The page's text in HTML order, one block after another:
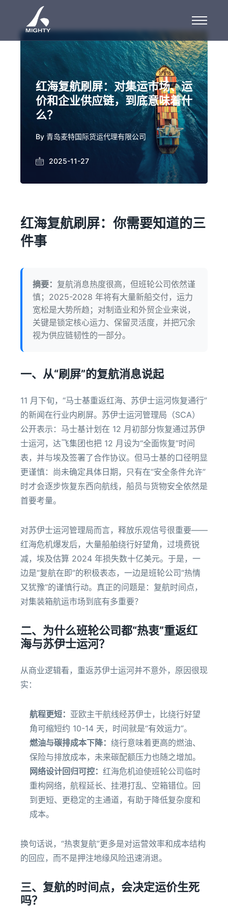
红海复航刷屏：对集运市场、运
价和企业供应链，到底意味着什
么？
By 青岛麦特国际货运代理有限公司
2025-11-27
红海复航刷屏：你需要知道的三
件事
摘要： 复航消息热度很高，但班轮公司依然谨
慎；2025-2028 年将有大量新船交付，运力
宽松是大势所趋；对制造业和外贸企业来说，
关键是锁定核心运力、保留灵活度，并把冗余
视为供应链韧性的一部分。
一、从“刷屏”的复航消息说起
11 月下旬，“马士基重返红海、苏伊士运河恢复通行”
的新闻在行业内刷屏。苏伊士运河管理局（SCA）
公开表示：马士基计划在 12 月初部分恢复通过苏伊
士运河，达飞集团也把 12 月设为“全面恢复”时间
表，并与埃及签署了合作协议。但马士基的口径明显
更谨慎：尚未确定具体日期，只有在“安全条件允许”
时才会逐步恢复东西向航线，船员与货物安全依然是
首要考量。
对苏伊士运河管理局而言，释放乐观信号很重要——
红海危机爆发后，大量船舶绕行好望角，过境费锐
减，埃及估算 2024 年损失数十亿美元。于是，一
边是“复航在即”的积极表态，一边是班轮公司“热情
又犹豫”的谨慎行动。真正的问题是：复航时间点，
对集装箱航运市场到底有多重要？
二、为什么班轮公司都“热衷”重返红
海与苏伊士运河？
从商业逻辑看，重返苏伊士运河并不意外，原因很现
实：
航程更短： 亚欧主干航线经苏伊士，比绕行好望
角可缩短约 10-14 天，时间就是“有效运力”。
燃油与碳排成本下降： 绕行意味着更高的燃油、
保险与排放成本，未来碳配额压力也随之增加。
网络设计回归可控： 红海危机迫使班轮公司临时
重构网络，航程延长、挂港打乱、空箱错位。回
到更短、更稳定的主通道，有助于降低复杂度和
成本。
换句话说，“热衷复航”更多是对运营效率和成本结构
的回应，而不是押注地缘风险迅速消退。
三、复航的时间点，会决定运价生死
吗？